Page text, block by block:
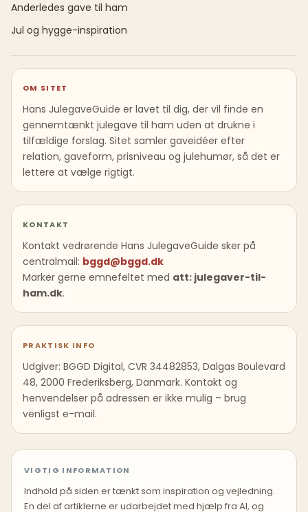
Anderledes gave til ham
Jul og hygge-inspiration
OM SITET
Hans JulegaveGuide er lavet til dig, der vil finde en
gennemtænkt julegave til ham uden at drukne i
tilfældige forslag. Sitet samler gaveidéer efter
relation, gaveform, prisniveau og julehumør, så det er
lettere at vælge rigtigt.
KONTAKT
Kontakt vedrørende Hans JulegaveGuide sker på
centralmail: bggd@bggd.dk
Marker gerne emnefeltet med att: julegaver-til-
ham.dk.
PRAKTISK INFO
Udgiver: BGGD Digital, CVR 34482853, Dalgas Boulevard
48, 2000 Frederiksberg, Danmark. Kontakt og
henvendelser på adressen er ikke mulig – brug
venligst e-mail.
VIGTIG INFORMATION
Indhold på siden er tænkt som inspiration og vejledning.
En del af artiklerne er udarbejdet med hjælp fra AI, og